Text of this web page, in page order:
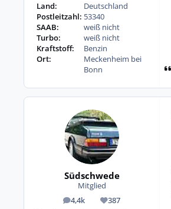
Land:
Deutschland
Postleitzahl: 53340
SAAB:
weiß nicht
Turbo:
weiß nicht
Kraftstoff:
Benzin
Ort:
Meckenheim bei
Bonn
Südschwede
Mitglied
4,4k
Beiträge 387
Reputation